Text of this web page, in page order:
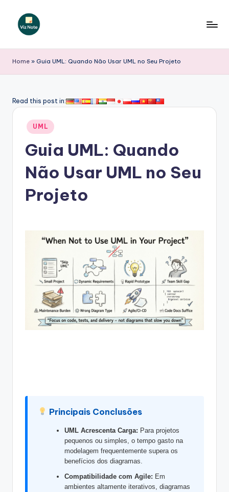
iz
N
t
P
A
si
Home » Guia UML: Quando Não Usar UML no Seu Projeto
Read this post in:
Posted
in
UML
Guia UML: Quando
Não Usar UML no Seu
Projeto
Principais Conclusões
UML Acrescenta Carga: Para projetos
pequenos ou simples, o tempo gasto na
modelagem frequentemente supera os
benefícios dos diagramas.
Compatibilidade com Agile: Em
ambientes altamente iterativos, diagramas